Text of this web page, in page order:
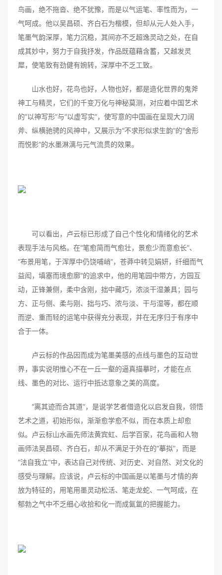
鸟画，绝不拖沓、绝不犹豫，而是以气运笔、率性而为，一
气呵成。他以吴昌硕、齐白石为楷模，但却从元人处入手，
笔墨气韵深厚，笔力沉稳，其间亦不乏超逸灵动之处，在自
成其妙中，努力于自我抒发，作品既蕴藉含蓄，又越发灵
犀，使笔致有劲健有婉转，深厚中不乏工致。
山水也好，花鸟也好，人物也好，都是造化世界的鬼斧
神工与精灵，它们的千变万化与神秘莫测，对应着中国艺术
的“以神写形”与“以虚写实”，使写意的中国画在呈现大刀阔
斧、纵横驰骋的风神中，又展示为“不求形似求生韵”的“舍形
而悦影”的水墨淋漓与元气流贯的效果。
可以看出，卢云标已形成了自己个性化和情绪化的艺术
表现手法与风格。在“笔愈简而气愈壮，景愈少而意愈长”、
“布景用笔，于浑厚中仍饶哺峭”，苍莽中转见娟妍，纤细而气
益闳，填塞而境愈廓“的追求中，他的用笔园中带方，方园互
动，正锋兼侧，柔中含刚，拙中藏巧，浓淡干湿兼具；园与
方、正与侧、柔与刚、拙与巧、浓与淡、干与湿等，都在顺
而逆、重而轻的运笔中获得充分表现，并在无序归于有序中
合于一体。
卢云标的作品因而成为笔墨美感的点线与墨色的互动世
界，事实说明惟心不在一丘一壑的逼真描摹时，才能在点
线、墨色的对比、运行中抵达意象之美的高度。
“离其迹而合其道”，是说学艺者借造化以启发自我，领悟
艺术之道，初始形似，渐渐愈学愈不似，而在本质上却愈
似。卢云标山水画先师法黄宾虹、后学百家，花鸟画和人物
画师法吴昌硕、齐白石，却从不满足于外在的“摹拟”，而是
“法自我立”中，表达自己对传统、对历史、对自然、对文化的
感受与理解。应该说，卢云标的中国画是以笔墨与才情的奔
放为特征的，用笔用墨灵动松活、笔走龙蛇、一气呵成，在
郁勃之气中不乏细心收拾和化一而成氤氲的把握能力。